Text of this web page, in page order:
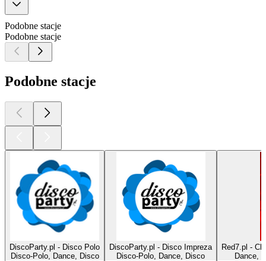
Podobne stacje
Podobne stacje
Podobne stacje
DiscoParty.pl - Disco Polo
Disco-Polo, Dance, Disco
DiscoParty.pl - Disco Impreza
Disco-Polo, Dance, Disco
Red7.pl -
Dance,